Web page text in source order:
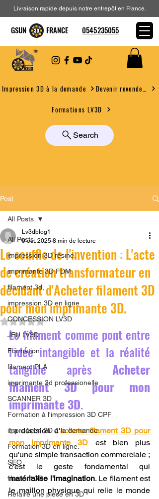
Impression 3D à la demande
Formations LV3D
Search
Livraison rapide depuis notre entrepôt en France.
GSUN FRANCE 0545235055
Post
All Posts
impression 3D résine.
imprimante 3D FDM
filament 3d,
impression 3D en ligne
CONCESSION LV3D
JEU LV3D
Formation
filament PLA
imprimante 3d professionelle
SCANNER 3D
Formation à l'impression 3D CPF
impression 3D à la demande
Formation 3D en ligne.
SEO
filament 3D
Refaire une piece en 3D
All Posts
Le souffle de l'invention : L'acte
de création transformateur en
décidant d'Acheter filament 3D
pour mon imprimante 3D.
Lv3dblog1
9 oct. 2025 8 min de lecture
Noté NaN étoiles sur 5.
Le filament comme pont entre
l'idée intangible et la réalité
tangible après Acheter
filament 3D pour mon
imprimante 3D.
La décision d'acheter filament 3D pour
mon imprimante 3D est bien plus
qu'une simple transaction commerciale ;
matérialise l'imagination. Le filament est
le maillon physique qui relie le monde